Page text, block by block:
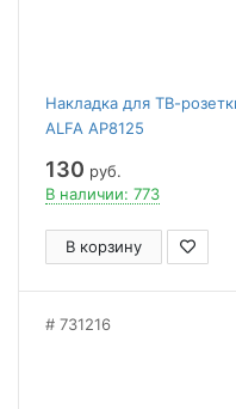
Накладка для ТВ-
ALFA AP8125
130 руб.
В наличии: 773
В корзину
731216